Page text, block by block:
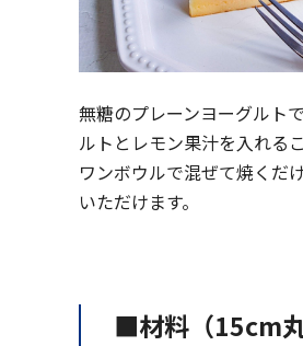
無糖のプレーンヨーグルト
ルトとレモン果汁を入れる
ワンボウルで混ぜて焼くだ
いただけます。
■材料（15cm丸